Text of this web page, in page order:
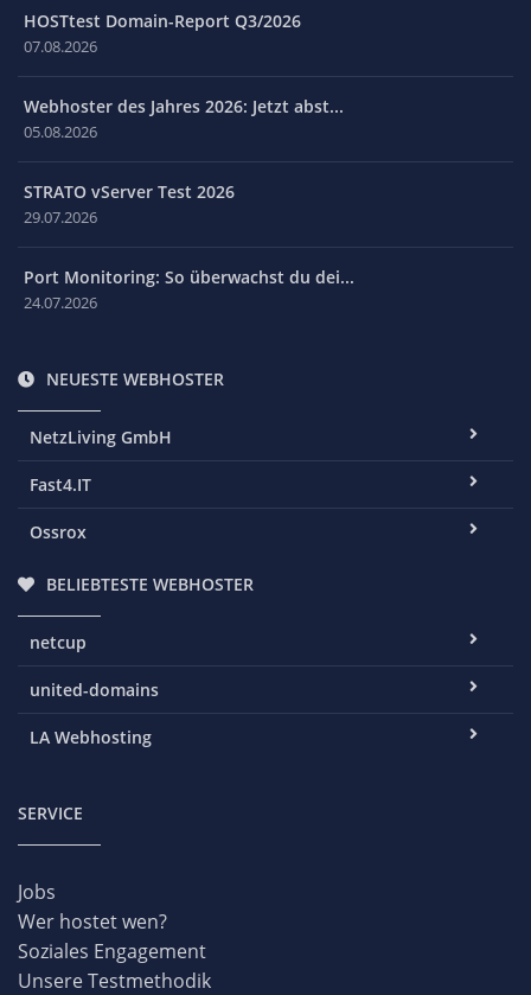
HOSTtest Domain-Report Q3/2026
07.08.2026
Webhoster des Jahres 2026: Jetzt abst...
05.08.2026
STRATO vServer Test 2026
29.07.2026
Port Monitoring: So überwachst du dei...
24.07.2026
NEUESTE WEBHOSTER
NetzLiving GmbH
Fast4.IT
Ossrox
BELIEBTESTE WEBHOSTER
netcup
united-domains
LA Webhosting
SERVICE
Jobs
Wer hostet wen?
Soziales Engagement
Unsere Testmethodik